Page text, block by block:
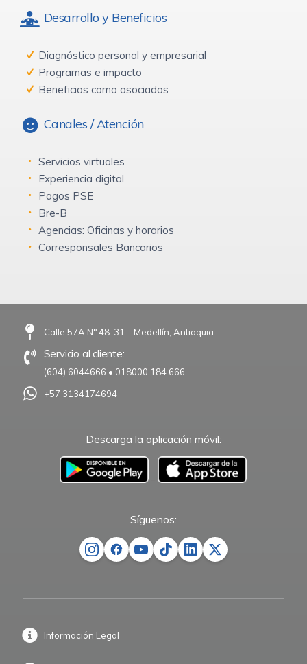
Desarrollo y Beneficios
Diagnóstico personal y empresarial
Programas e impacto
Beneficios como asociados
Canales / Atención
Servicios virtuales
Experiencia digital
Pagos PSE
Bre-B
Agencias: Oficinas y horarios
Corresponsales Bancarios
Calle 57A N° 48-31 – Medellín, Antioquia
Servicio al cliente:
(604) 6044666 • 018000 184 666
+57 3134174694
Descarga la aplicación móvil:
–
Síguenos:
Información Legal